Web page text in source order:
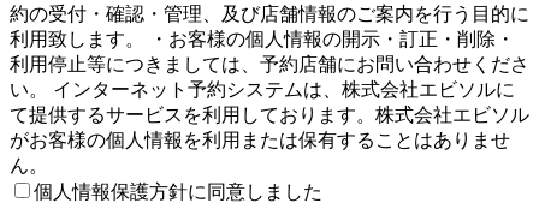
約の受付・確認・管理、及び店舗情報のご案内を行う目的に
利用致します。 ・お客様の個人情報の開示・訂正・削除・
利用停止等につきましては、予約店舗にお問い合わせくださ
い。 インターネット予約システムは、株式会社エビソルに
て提供するサービスを利用しております。株式会社エビソル
がお客様の個人情報を利用または保有することはありませ
ん。
個人情報保護方針に同意しました